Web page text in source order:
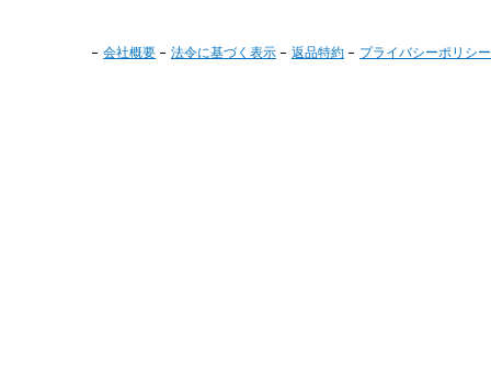
会社概要 法令に基づく表示 返品特約 プライバシーポリシー